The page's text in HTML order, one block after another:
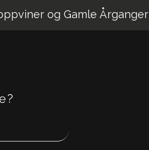
og Gamle Årganger